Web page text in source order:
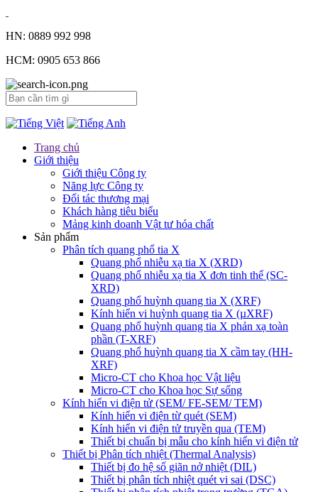
HN: 0889 992 998
HCM: 0905 653 866
Trang chủ
Giới thiệu
Giới thiệu Công ty
Năng lực Công ty
Đối tác thương mại
Khách hàng tiêu biểu
Mảng kinh doanh Vật tư hóa chất
Sản phẩm
Phân tích quang phổ tia X
Quang phổ nhiễu xạ tia X (XRD)
Quang phổ nhiễu xạ tia X đơn tinh thể (SC-
XRD)
Quang phổ huỳnh quang tia X (XRF)
Kính hiển vi huỳnh quang tia X (µXRF)
Quang phổ huỳnh quang tia X phản xạ toàn
phần (T-XRF)
Quang phổ huỳnh quang tia X cầm tay (HH-
XRF)
Micro-CT cho Khoa học Vật liệu
Micro-CT cho Khoa học Sự sống
Kính hiển vi điện tử (SEM/ FE-SEM/ TEM)
Kính hiển vi điện từ quét (SEM)
Kính hiển vi điện tử truyền qua (TEM)
Thiết bị chuẩn bị mẫu cho kính hiển vi điện tử
Thiết bị Phân tích nhiệt (Thermal Analysis)
Thiết bị đo hệ số giãn nở nhiệt (DIL)
Thiết bị phân tích nhiệt quét vi sai (DSC)